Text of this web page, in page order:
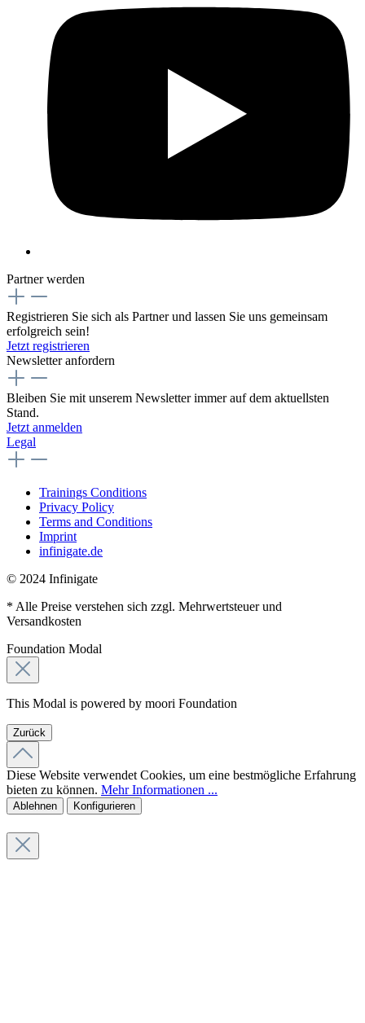
Partner werden
Registrieren Sie sich als Partner und lassen Sie uns gemeinsam
erfolgreich sein!
Jetzt registrieren
Newsletter anfordern
Bleiben Sie mit unserem Newsletter immer auf dem aktuellsten
Stand.
Jetzt anmelden
Legal
Trainings Conditions
Privacy Policy
Terms and Conditions
Imprint
infinigate.de
© 2024 Infinigate
* Alle Preise verstehen sich zzgl. Mehrwertsteuer und
Versandkosten
Foundation Modal
This Modal is powered by moori Foundation
Zurück
Diese Website verwendet Cookies, um eine bestmögliche Erfahrung
bieten zu können. Mehr Informationen ...
Ablehnen Konfigurieren